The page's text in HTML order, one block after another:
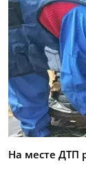
На месте ДТП